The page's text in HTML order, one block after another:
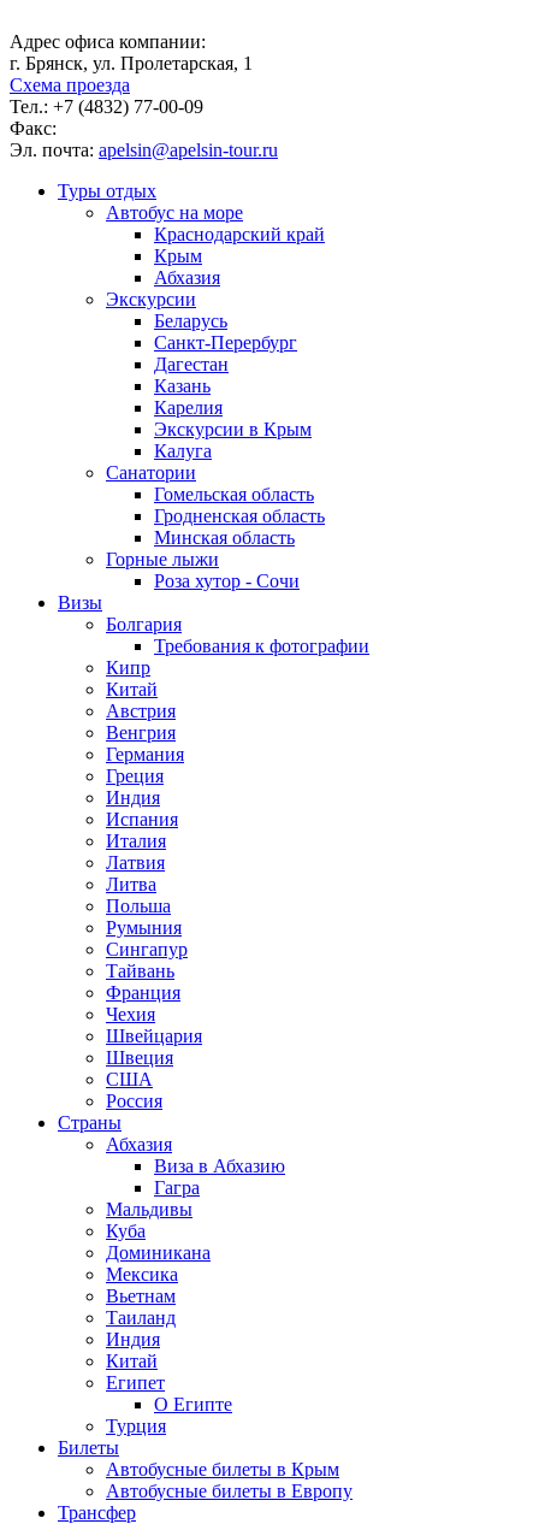
Адрес офиса компании:
г. Брянск, ул. Пролетарская, 1
Схема проезда
Тел.: +7 (4832) 77-00-09
Факс:
Эл. почта: apelsin@apelsin-tour.ru
Туры отдых
Автобус на море
Краснодарский край
Крым
Абхазия
Экскурсии
Беларусь
Санкт-Перербург
Дагестан
Казань
Карелия
Экскурсии в Крым
Калуга
Санатории
Гомельская область
Гродненская область
Минская область
Горные лыжи
Роза хутор - Сочи
Визы
Болгария
Требования к фотографии
Кипр
Китай
Австрия
Венгрия
Германия
Греция
Индия
Испания
Италия
Латвия
Литва
Польша
Румыния
Сингапур
Тайвань
Франция
Чехия
Швейцария
Швеция
США
Россия
Страны
Абхазия
Виза в Абхазию
Гагра
Мальдивы
Куба
Доминикана
Мексика
Вьетнам
Таиланд
Индия
Китай
Египет
О Египте
Турция
Билеты
Автобусные билеты в Крым
Автобусные билеты в Европу
Трансфер